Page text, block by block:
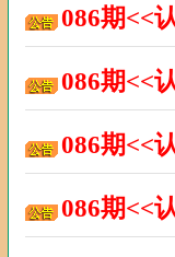
086期<<
086期<<
086期<<
086期<<